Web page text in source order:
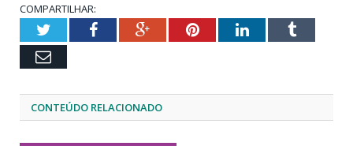
COMPARTILHAR:
TwitterFacebookGoogle+PinterestLinkedInTumblr
Email
CONTEÚDO RELACIONADO